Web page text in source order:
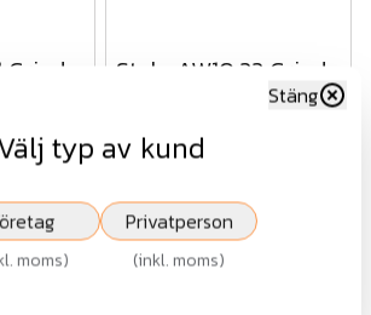
Grind
Style AW10.22 Grind
exkl.moms Beställningsvara
Visa
typ av kund
Stäng
moms)
Privatperson
(inkl. moms)